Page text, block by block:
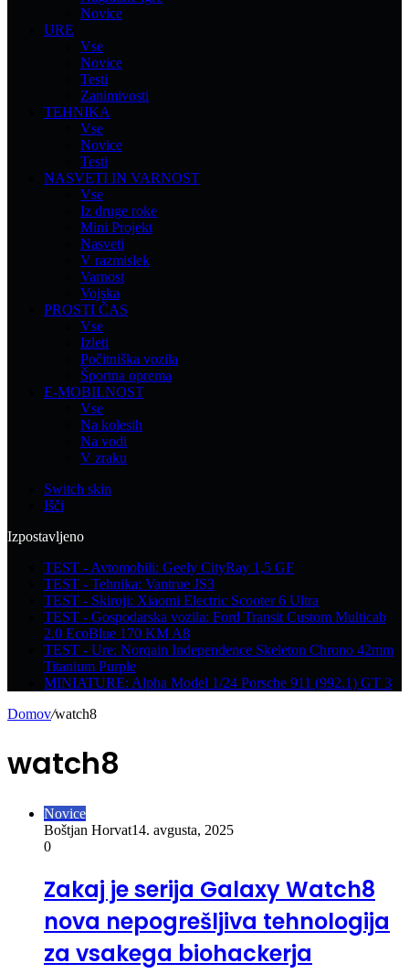
Novice
URE
Vse
Novice
Testi
Zanimivosti
TEHNIKA
Vse
Novice
Testi
NASVETI IN VARNOST
Vse
Iz druge roke
Mini Projekt
Nasveti
V razmislek
Varnost
Vojska
PROSTI ČAS
Vse
Izleti
Počitniška vozila
Športna oprema
E-MOBILNOST
Vse
Na kolesih
Na vodi
V zraku
Switch skin
Išči
Izpostavljeno
TEST - Avtomobili: Geely CityRay 1,5 GF
TEST - Tehnika: Vantrue JS3
TEST - Skiroji: Xiaomi Electric Scooter 6 Ultra
TEST - Gospodarska vozila: Ford Transit Custom Multicab
2.0 EcoBlue 170 KM A8
TEST - Ure: Norqain Independence Skeleton Chrono 42mm
Titanium Purple
MINIATURE: Alpha Model 1/24 Porsche 911 (992.1) GT 3
Domov/watch8
watch8
Novice
Boštjan Horvat14. avgusta, 2025
0
Zakaj je serija Galaxy Watch8
nova nepogrešljiva tehnologija
za vsakega biohackerja